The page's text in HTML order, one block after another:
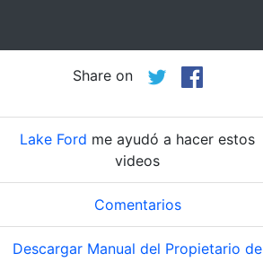
Share on
Lake Ford me ayudó a hacer estos
videos
Comentarios
Descargar Manual del Propietario de